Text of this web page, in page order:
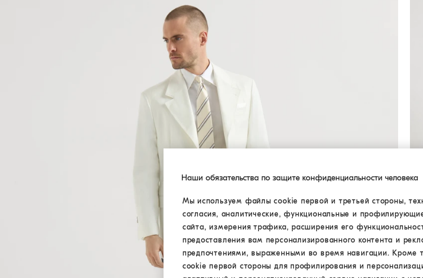
N/
Наши обязательства по защите конфиденциальности человека
Мы используем файлы cookie первой и третьей стороны,
согласия, аналитические, функциональные и
сайта, измерения трафика, расширения его
предоставления вам персонализированного контента и
предпочтениями, выраженными во время навигации.
cookie первой стороны для профилирования и